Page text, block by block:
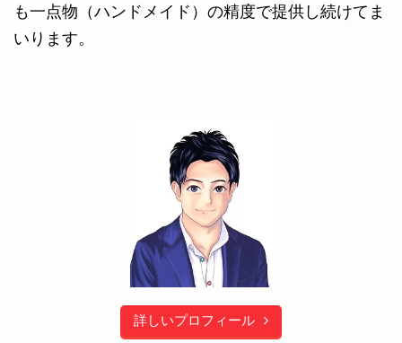
も一点物（ハンドメイド）の精度で提供し続けてま
いります。
詳しいプロフィール